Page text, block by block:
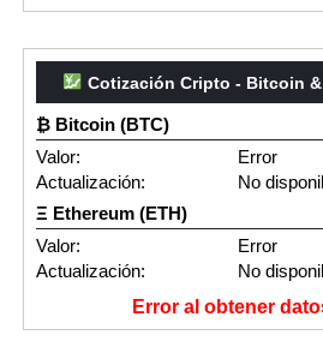
Cotización Cripto - Bitcoin
₿ Bitcoin (BTC)
Valor:
Error
Actualización:
No
Ξ Ethereum (ETH)
Valor:
Error
Actualización:
No
Error al obtener